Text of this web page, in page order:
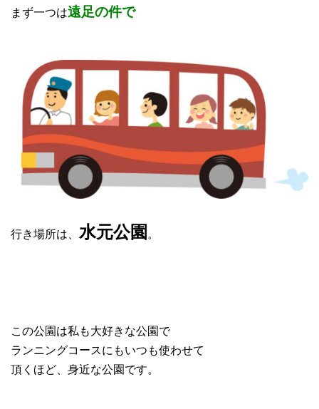
まず一つは遠足の件で
行き場所は、 水元公園。
この公園は私も大好きな公園で
ランニングコースにもいつも使わせて
頂くほど、身近な公園です。